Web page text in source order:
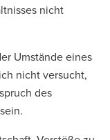
nicht
Umstände eines
nicht versucht,
des